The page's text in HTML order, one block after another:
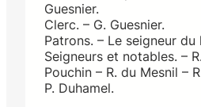
Guesnier.
Clerc. – G. Guesnier.
Patrons. – Le seigneur du
Seigneurs et notables. –
Pouchin – R. du Mesnil –
P. Duhamel.